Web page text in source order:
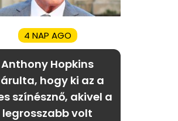
4 NAP AGO
Anthony Hopkins
hogy ki az a
színésznő, akivel a
legrosszabb volt